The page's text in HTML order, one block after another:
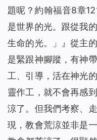
題呢？約翰福音8章
是世界的光。跟從我
生命的光。
」』從主
是緊跟神腳蹤，有神
工、引導，活在神光
靈作工，就不會再感
涼了。但我們考察、
現，教會荒涼並非是